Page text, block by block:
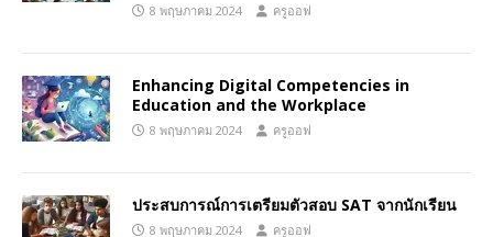
8 พฤษภาคม 2024 ครูออฟ
Enhancing Digital Competencies in
Education and the Workplace
8 พฤษภาคม 2024 ครูออฟ
ประสบการณ์การเตรียมตัวสอบ SAT จากนักเรียน
8 พฤษภาคม 2024 ครูออฟ